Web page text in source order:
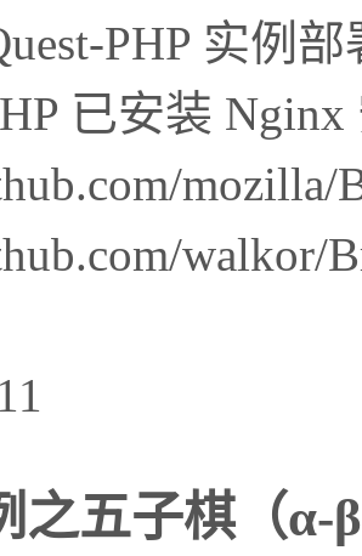
PHP 实例
已安装
mozilla/
walkor/
之五子棋（α-